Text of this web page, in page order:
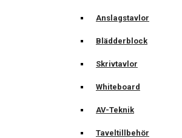
Anslagstavlor
Blädderblock
Skrivtavlor
Whiteboard
AV-Teknik
Taveltillbehör